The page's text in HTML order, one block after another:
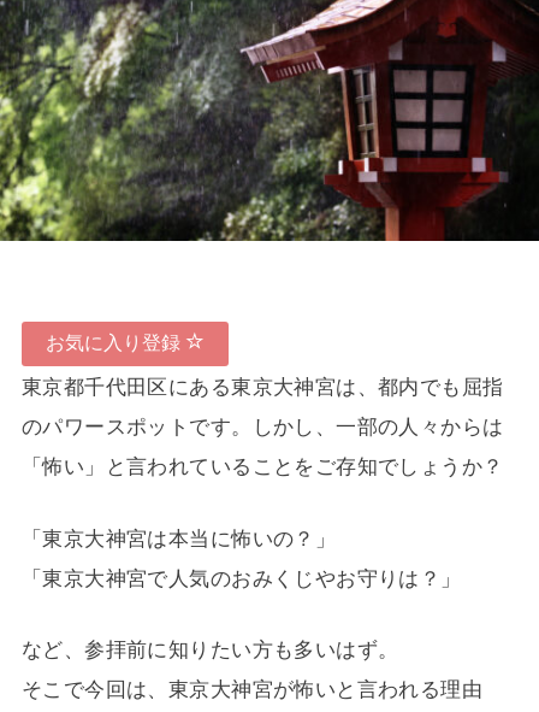
お気に入り登録
東京都千代田区にある東京大神宮は、都内でも屈指
のパワースポットです。しかし、一部の人々からは
「怖い」と言われていることをご存知でしょうか？
「東京大神宮は本当に怖いの？」
「東京大神宮で人気のおみくじやお守りは？」
など、参拝前に知りたい方も多いはず。
そこで今回は、東京大神宮が怖いと言われる理由